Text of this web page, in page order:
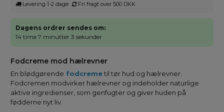
Levering 1-2 dage Fri fragt over 500 DKK
Dagens ordrer sendes om:
14 time 7 minutter 3 sekunder
Fodcreme mod hælrevner
En blødgørende fodcremetil tør hud og hælrevner.
Fodcremen modvirker hælrevner og indeholder naturlige
aktive ingredienser, som genfugter og giver huden på
fødderne nyt liv.